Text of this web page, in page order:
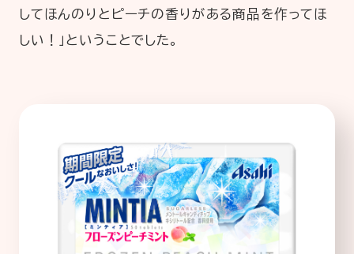
してほんのりとピーチの香りがある商品を作ってほ
しい！」ということでした。